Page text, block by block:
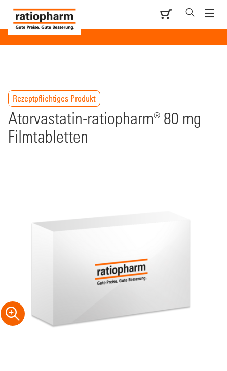
Rezeptpflichtiges Produkt
Atorvastatin-ratiopharm® 80 mg
Filmtabletten